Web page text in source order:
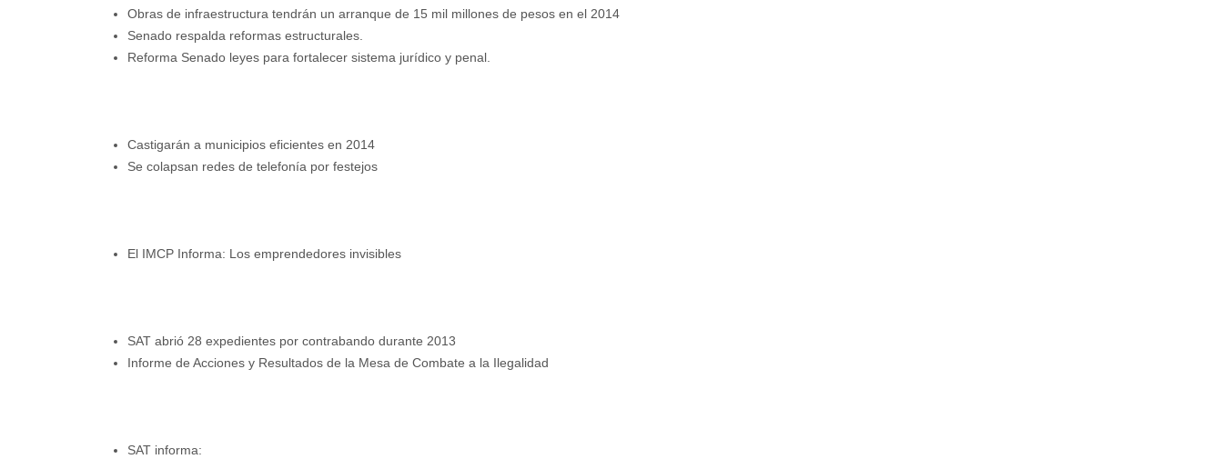
Obras de infraestructura tendrán un arranque de 15 mil millones de pesos en el 2014
Senado respalda reformas estructurales.
Reforma Senado leyes para fortalecer sistema jurídico y penal.
Castigarán a municipios eficientes en 2014
Se colapsan redes de telefonía por festejos
El IMCP Informa: Los emprendedores invisibles
SAT abrió 28 expedientes por contrabando durante 2013
Informe de Acciones y Resultados de la Mesa de Combate a la Ilegalidad
SAT informa: